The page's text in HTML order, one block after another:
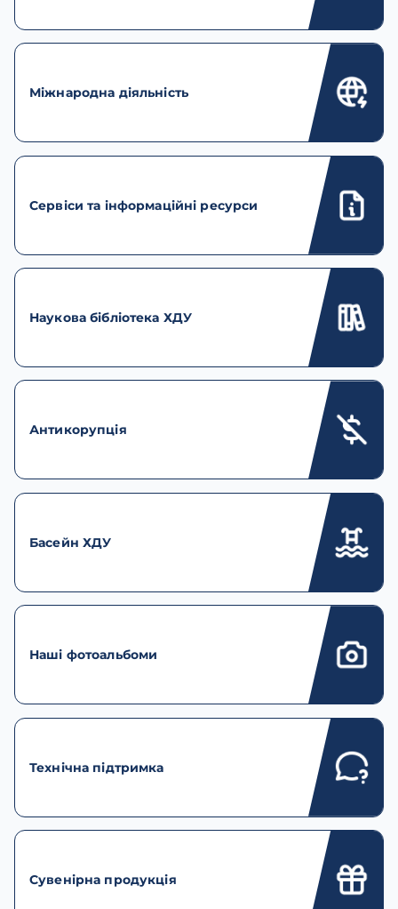
Міжнародна діяльність
Сервіси та інформаційні ресурси
Наукова бібліотека ХДУ
Антикорупція
Басейн ХДУ
Наші фотоальбоми
Технічна підтримка
Сувенірна продукція